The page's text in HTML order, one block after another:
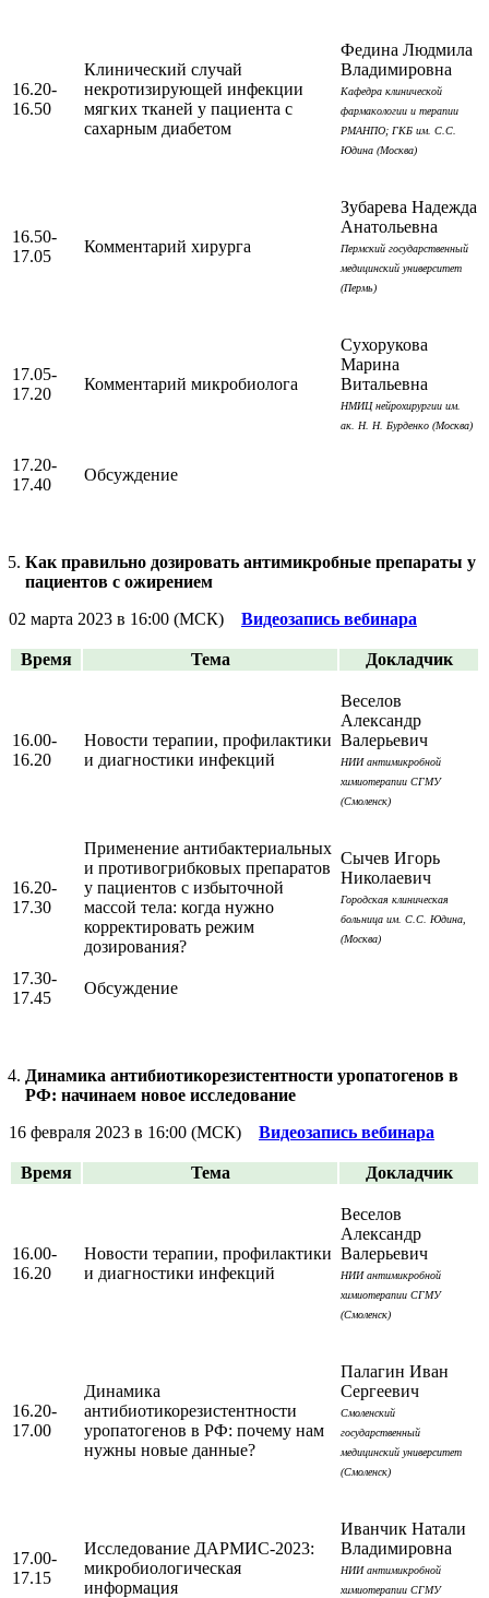
16.20-
16.50
Клинический случай
некротизирующей инфекции
мягких тканей у пациента с
сахарным диабетом
Федина Людмила
Владимировна
Кафедра клинической
фармакологии и терапии
РМАНПО; ГКБ им. С.С.
Юдина (Москва)
16.50-
17.05
Комментарий хирурга
Зубарева Надежда
Анатольевна
Пермский государственный
медицинский университет
(Пермь)
17.05-
17.20
Комментарий микробиолога
Сухорукова
Марина
Витальевна
НМИЦ нейрохирургии им.
ак. Н. Н. Бурденко (Москва)
17.20-
17.40
Обсуждение
Как правильно дозировать антимикробные препараты у
пациентов с ожирением
02 марта 2023 в 16:00 (МСК) Видеозапись вебинара
Время Тема Докладчик
16.00-
16.20
Новости терапии, профилактики
и диагностики инфекций
Веселов
Александр
Валерьевич
НИИ антимикробной
химиотерапии СГМУ
(Смоленск)
16.20-
17.30
Применение антибактериальных
и противогрибковых препаратов
у пациентов с избыточной
массой тела: когда нужно
корректировать режим
дозирования?
Сычев Игорь
Николаевич
Городская клиническая
больница им. С.С. Юдина,
(Москва)
17.30-
17.45
Обсуждение
Динамика антибиотикорезистентности уропатогенов в
РФ: начинаем новое исследование
16 февраля 2023 в 16:00 (МСК) Видеозапись вебинара
Время Тема Докладчик
16.00-
16.20
Новости терапии, профилактики
и диагностики инфекций
Веселов
Александр
Валерьевич
НИИ антимикробной
химиотерапии СГМУ
(Смоленск)
16.20-
17.00
Динамика
антибиотикорезистентности
уропатогенов в РФ: почему нам
нужны новые данные?
Палагин Иван
Сергеевич
Смоленский
государственный
медицинский университет
(Смоленск)
17.00-
17.15
Исследование ДАРМИС-2023:
микробиологическая
информация
Иванчик Натали
Владимировна
НИИ антимикробной
химиотерапии СГМУ